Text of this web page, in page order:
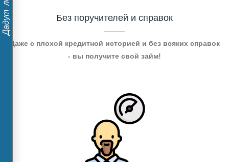
Без поручителей и справок
Даже с плохой кредитной историей и без всяких справок
- вы получите свой займ!